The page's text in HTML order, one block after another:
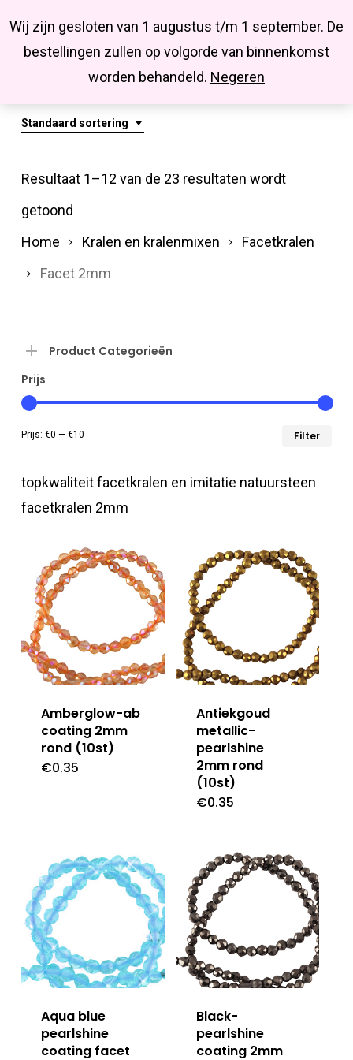
Wij zijn gesloten van 1 augustus t/m 1 september. De
bestellingen zullen op volgorde van binnenkomst
worden behandeld. Negeren
main
Missbluesieraden
searchaccount
Facet 2mm
Standaard sortering
Resultaat 1–12 van de 23 resultaten wordt
getoond
Home
Kralen en kralenmixen
Facetkralen
Facet 2mm
Product Categorieën
Prijs
Filter
Prijs: €0 — €10
topkwaliteit facetkralen en imitatie natuursteen
facetkralen 2mm
Amberglow-ab
coating 2mm
rond (10st)
€0.35
Antiekgoud
metallic-
pearlshine
2mm rond
(10st)
€0.35
Aqua blue
pearlshine
coating facet
Black-
pearlshine
coating 2mm
Close